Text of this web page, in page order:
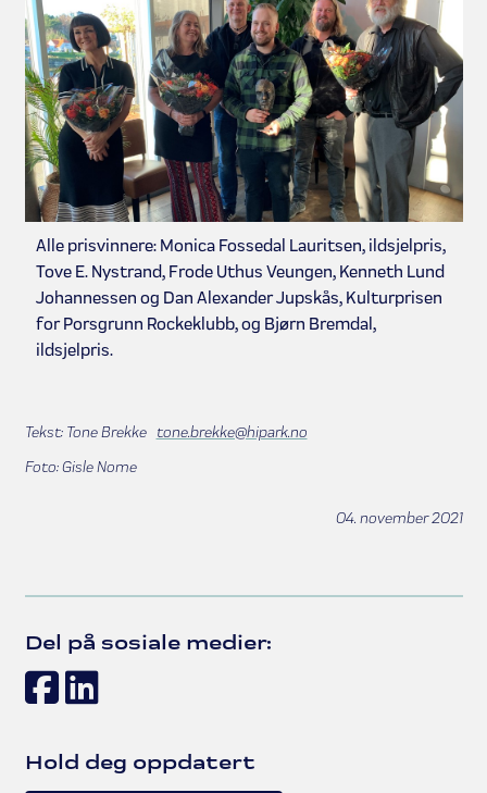
Alle prisvinnere: Monica Fossedal Lauritsen, ildsjelpris,
Tove E. Nystrand, Frode Uthus Veungen, Kenneth Lund
Johannessen og Dan Alexander Jupskås, Kulturprisen
for Porsgrunn Rockeklubb, og Bjørn Bremdal,
ildsjelpris.
Tekst: Tone Brekke tone.brekke@hipark.no
Foto: Gisle Nome
04. november 2021
Del på sosiale medier:
Facebook
LinkedIn
Hold deg oppdatert